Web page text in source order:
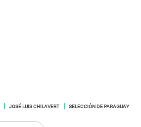
JOSÉ LUIS CHILAVERT SELECCIÓN DE PARAGUAY